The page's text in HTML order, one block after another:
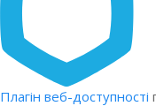
Плагін веб-доступності